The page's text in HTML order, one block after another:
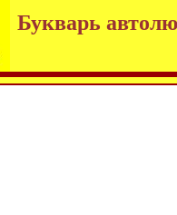
Букварь